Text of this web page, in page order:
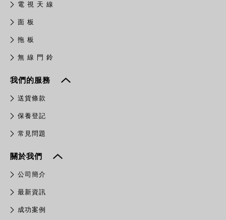
電 視 天 線
面 板
拖 板
無 線 門 鈴
我們的服務
送貨條款
保養登記
常見問題
關於我們
公司簡介
最新資訊
成功案例